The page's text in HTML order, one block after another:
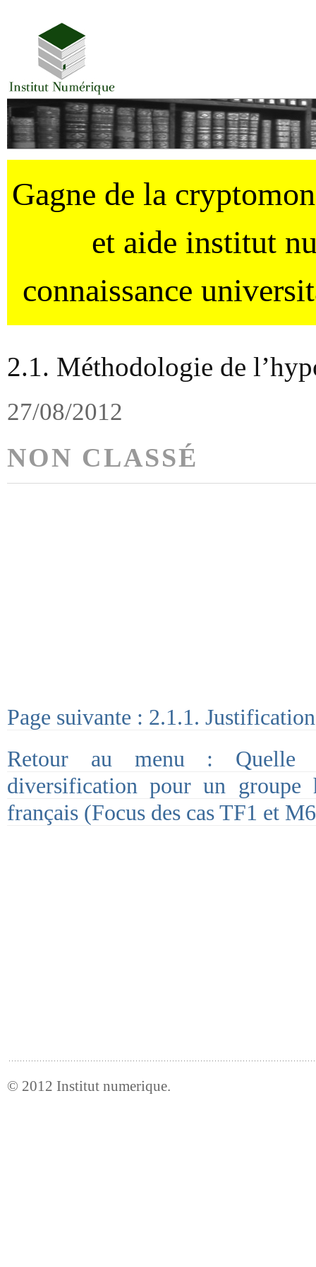
Gagne de la
et aide institut
connaissance
2.1. Méthodologie de
27/08/2012
NON CLASSÉ
Page suivante : 2.1.1.
Retour au menu : Quelle
diversification pour un groupe
français (Focus des cas TF1 et
© 2012 Institut numerique.